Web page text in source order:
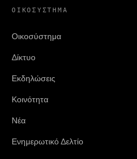
ΟΙΚΟΣΎΣΤΗΜΑ
Οικοσύστημα
Δίκτυο
Εκδηλώσεις
Κοινότητα
Νέα
Ενημερωτικό Δελτίο